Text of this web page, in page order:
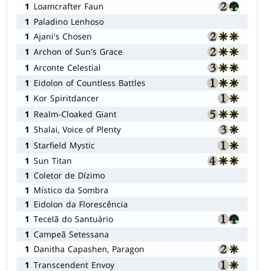
1 Loamcrafter Faun
1 Paladino Lenhoso
1 Ajani's Chosen
1 Archon of Sun's Grace
1 Arconte Celestial
1 Eidolon of Countless Battles
1 Kor Spiritdancer
1 Realm-Cloaked Giant
1 Shalai, Voice of Plenty
1 Starfield Mystic
1 Sun Titan
1 Coletor de Dízimo
1 Místico da Sombra
1 Eidolon da Florescência
1 Tecelã do Santuário
1 Campeã Setessana
1 Danitha Capashen, Paragon
1 Transcendent Envoy